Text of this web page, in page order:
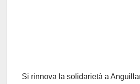
Si rinnova la solidarietà a